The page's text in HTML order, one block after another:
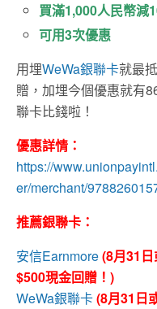
買滿1,000人民幣減
可用3次優惠
用埋WeWa銀聯卡就最
贈，加埋今個優惠就有
聯卡比錢啦！
優惠詳情：
https://
er/merchant/
推薦銀聯卡：
安信Earnmore(8月31
$500現金回贈！)
WeWa銀聯卡(8月31日